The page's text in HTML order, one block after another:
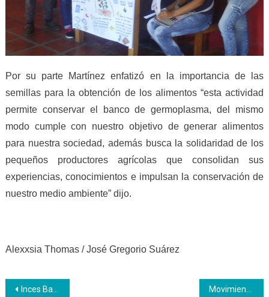
Por su parte Martínez enfatizó en la importancia de las
semillas para la obtención de los alimentos “esta actividad
permite conservar el banco de germoplasma, del mismo
modo cumple con nuestro objetivo de generar alimentos
para nuestra sociedad, además busca la solidaridad de los
pequeños productores agrícolas que consolidan sus
experiencias, conocimientos e impulsan la conservación de
nuestro medio ambiente” dijo.
Alexxsia Thomas / José Gregorio Suárez
Navegación
Inces Barinas–Idenna forman a los aprendices del área de Contabilidad